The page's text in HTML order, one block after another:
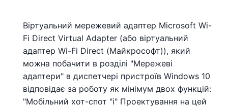
Віртуальний мережевий адаптер Microsoft Wi-
Fi Direct Virtual Adapter (або віртуальний
адаптер Wi-Fi Direct (Майкрософт)), який
можна побачити в розділі "Мережеві
адаптери" в диспетчері пристроїв Windows 10
відповідає за роботу як мінімум двох функцій:
"Мобільний хот-спот "і" Проектування на цей